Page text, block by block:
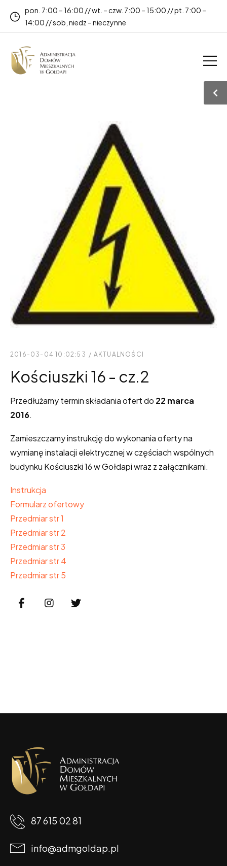
pon. 7:00 – 16:00 // wt. – czw. 7:00 – 15:00 // pt. 7:00 –
14:00 // sob, niedz – nieczynne
2016-03-04 10:02:53 / AKTUALNOŚCI
Kościuszki 16 - cz.2
Przedłużamy termin składania ofert do 22 marca
2016.
Zamieszczamy instrukcję do wykonania oferty na
wymianę instalacji elektrycznej w częściach wspólnych
budynku Kościuszki 16 w Gołdapi wraz z załącznikami.
Instrukcja
Formularz ofertowy
Przedmiar str 1
Przedmiar str 2
Przedmiar str 3
Przedmiar str 4
Przedmiar str 5
87 615 02 81
info@admgoldap.pl